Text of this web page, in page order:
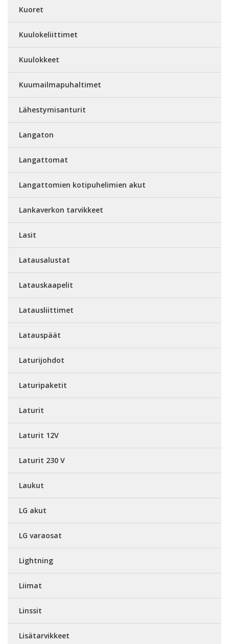
Kuoret
Kuulokeliittimet
Kuulokkeet
Kuumailmapuhaltimet
Lähestymisanturit
Langaton
Langattomat
Langattomien kotipuhelimien akut
Lankaverkon tarvikkeet
Lasit
Latausalustat
Latauskaapelit
Latausliittimet
Latauspäät
Laturijohdot
Laturipaketit
Laturit
Laturit 12V
Laturit 230 V
Laukut
LG akut
LG varaosat
Lightning
Liimat
Linssit
Lisätarvikkeet